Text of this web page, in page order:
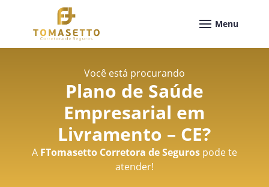
Você está procurando
Plano de Saúde
Empresarial em
Livramento – CE?
A FTomasetto Corretora de Segurospode te
atender!